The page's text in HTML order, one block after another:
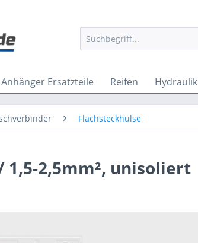
Anhänger Ersatzteile Reifen Hydraulik
Flachsteckhülse
1,5-2,5mm², unisoliert